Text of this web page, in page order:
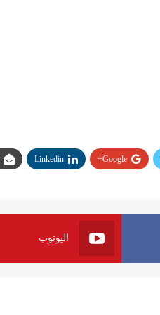
Google+
Linkedin
اليوتوب